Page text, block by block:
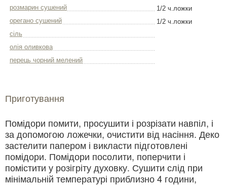
розмарин сушений
1/2 ч.ложки
орегано сушений
1/2 ч.ложки
сіль
олія оливкова
перець чорний мелений
Приготування
Помідори помити, просушити і розрізати навпіл, і
за допомогою ложечки, очистити від насіння. Деко
застелити папером і викласти підготовлені
помідори. Помідори посолити, поперчити і
помістити у розігріту духовку. Сушити слід при
мінімальній температурі приблизно 4 години,